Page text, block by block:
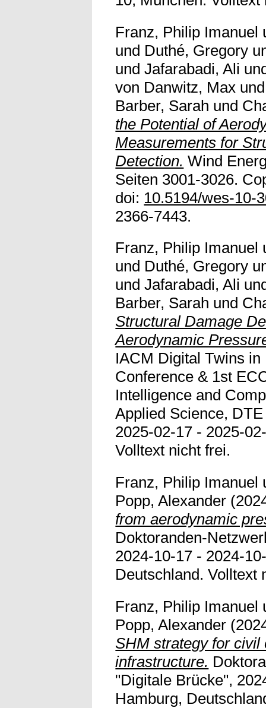
Franz, Philip Imanuel
und Duthé, Gregory
undJafarabadi, Ali
von Danwitz, Max
Barber, Sarah und
the Potential of
Measurements for
Detection. Wind
Seiten 3001-3026.
doi: 10.5194/wes-10-
2366-7443.
Franz, Philip Imanuel
und Duthé, Gregory
undJafarabadi, Ali
Barber, Sarah und
Structural Damage
Aerodynamic
IACM Digital Twins in
Conference & 1st
Intelligence and
Applied Science,
2025-02-17 - 2025-
Volltext nicht frei.
Franz, Philip Imanuel
Popp, Alexander
from aerodynamic
Doktoranden-
2024-10-17 - 2024-
Deutschland. Volltext
Franz, Philip Imanuel
Popp, Alexander
SHM strategy for civil
infrastructure.
"Digitale Brücke",
Hamburg,